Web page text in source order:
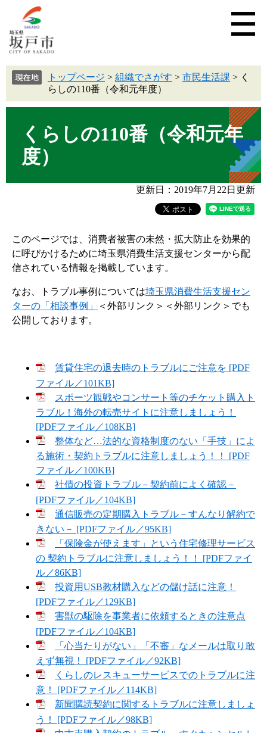
トップページ > 組織でさがす > 市民生活課 > く
らしの110番（令和元年度）
くらしの110番（令和元年
度）
更新日：2019年7月22日更新
このページでは、消費者被害の未然・拡大防止を効果的
に呼びかけるために埼玉県消費生活支援センターから配
信されている情報を掲載しています。
なお、トラブル事例については埼玉県消費生活支援セン
ターの「相談事例」
＜外部リンク＞ ＜外部リンク＞でも
公開しております。
賃貸住宅の退去時のトラブルにご注意を [PDF
ファイル／101KB]
スポーツ観戦やコンサート等のチケット購入ト
ラブル！海外の転売サイトに注意しましょう！
[PDFファイル／108KB]
整体など…法的な資格制度のない「手技」によ
る施術・契約トラブルに注意しましょう！！ [PDF
ファイル／100KB]
社債の投資トラブル－契約前によく確認－
[PDFファイル／104KB]
通信販売の定期購入トラブル－すんなり解約で
きない－ [PDFファイル／95KB]
「保険金が使えます」という住宅修理サービス
の 契約トラブルに注意しましょう！！ [PDFファイ
ル／86KB]
投資用USB教材購入などの儲け話に注意！
[PDFファイル／129KB]
害獣の駆除を事業者に依頼するときの注意点
[PDFファイル／104KB]
「心当たりがない」「不審」なメールは取り敢
えず無視！ [PDFファイル／92KB]
くらしのレスキューサービスでのトラブルに注
意！ [PDFファイル／114KB]
新聞購読契約に関するトラブルに注意しましょ
う！ [PDFファイル／98KB]